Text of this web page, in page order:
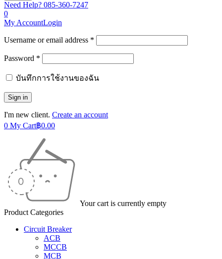
Need Help? 085-360-7247
0
My AccountLogin
Username or email address *
Password *
บันทึกการใช้งานของฉัน
I'm new client. Create an account
0 My Cart฿0.00
Your cart is currently empty
Product Categories
Circuit Breaker
ACB
MCCB
MCB